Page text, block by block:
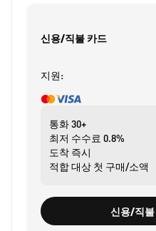
신용/직불 카드
지원:
통화30+
최저 수수료 0.8%
도착 즉시
적합 대상 첫 구매/소액
신용/직불